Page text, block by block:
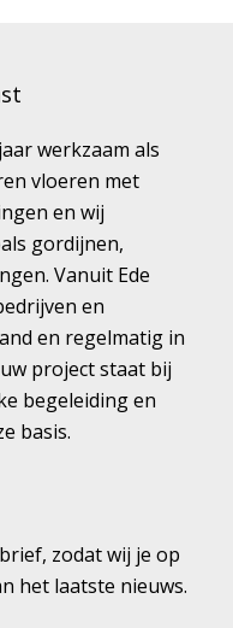
werkzaam als
vloeren met
en wij
gordijnen,
Vanuit Ede
en
en regelmatig in
project staat bij
begeleiding en
basis.
zodat wij je op
het laatste nieuws.